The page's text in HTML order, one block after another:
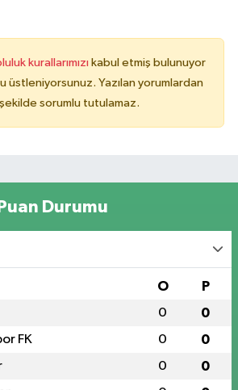
kurallarımızı kabul etmiş bulunuyor
üstleniyorsunuz. Yazılan yorumlardan
sorumlu tutulamaz.
Durumu
O P
0 0
FK 0 0
0 0